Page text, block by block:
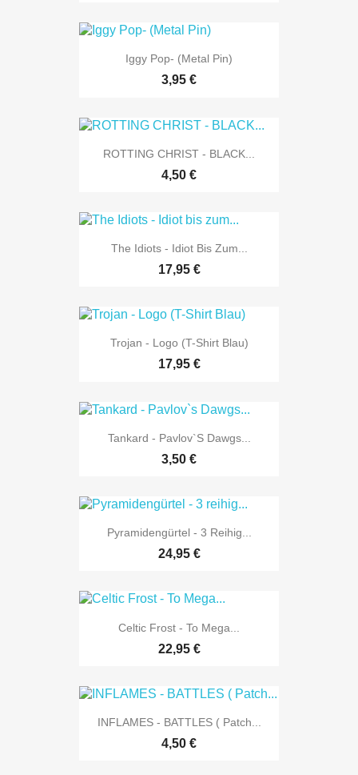
Iggy Pop- (Metal Pin)
3,95 €
ROTTING CHRIST - BLACK...
4,50 €
The Idiots - Idiot Bis Zum...
17,95 €
Trojan - Logo (T-Shirt Blau)
17,95 €
Tankard - Pavlov`s Dawgs...
3,50 €
Pyramidengürtel - 3 Reihig...
24,95 €
Celtic Frost - To Mega...
22,95 €
INFLAMES - BATTLES ( Patch...
4,50 €